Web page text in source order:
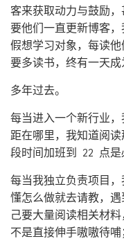
客来获取动力与鼓励
要他们一直更新博客
假想学习对象，每读
要多读书，终有一天成
多年过去。
每当进入一个新行业
距在哪里，我知道阅
段时间加班到 22 点是
每当我独立负责项目
懂怎么做就去请教，
己要大量阅读相关材
不是直接伸手嗷嗷待哺